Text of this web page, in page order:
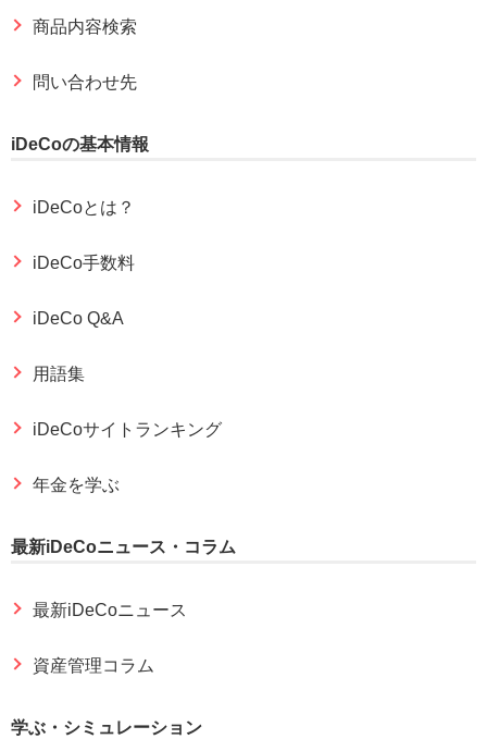
商品内容検索
問い合わせ先
iDeCoの基本情報
iDeCoとは？
iDeCo手数料
iDeCo Q&A
用語集
iDeCoサイトランキング
年金を学ぶ
最新iDeCoニュース・コラム
最新iDeCoニュース
資産管理コラム
学ぶ・シミュレーション